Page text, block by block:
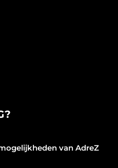
van AdreZ